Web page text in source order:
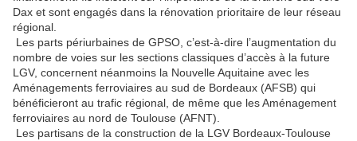
Dax et sont engagés dans la rénovation prioritaire de leur réseau
régional.
Les parts périurbaines de GPSO, c’est-à-dire l’augmentation du
nombre de voies sur les sections classiques d’accès à la future
LGV, concernent néanmoins la Nouvelle Aquitaine avec les
Aménagements ferroviaires au sud de Bordeaux (AFSB) qui
bénéficieront au trafic régional, de même que les Aménagement
ferroviaires au nord de Toulouse (AFNT).
Les partisans de la construction de la LGV Bordeaux-Toulouse